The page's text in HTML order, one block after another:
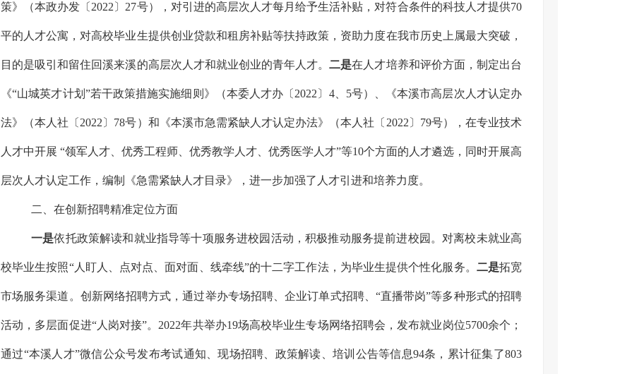
策》（本政办发〔2022〕27号），对引进的高层次人才每月给予生活补贴，对符合条件的科技人才提供70
平的人才公寓，对高校毕业生提供创业贷款和租房补贴等扶持政策，资助力度在我市历史上属最大突破，
目的是吸引和留住回溪来溪的高层次人才和就业创业的青年人才。二是在人才培养和评价方面，制定出台
《“山城英才计划”若干政策措施实施细则》（本委人才办〔2022〕4、5号）、《本溪市高层次人才认定办
法》（本人社〔2022〕78号）和《本溪市急需紧缺人才认定办法》（本人社〔2022〕79号），在专业技术
人才中开展 “领军人才、优秀工程师、优秀教学人才、优秀医学人才”等10个方面的人才遴选，同时开展高
层次人才认定工作，编制《急需紧缺人才目录》，进一步加强了人才引进和培养力度。
二、在创新招聘精准定位方面
一是依托政策解读和就业指导等十项服务进校园活动，积极推动服务提前进校园。对离校未就业高
校毕业生按照“人盯人、点对点、面对面、线牵线”的十二字工作法，为毕业生提供个性化服务。 二是拓宽
市场服务渠道。创新网络招聘方式，通过举办专场招聘、企业订单式招聘、“直播带岗”等多种形式的招聘
活动，多层面促进“人岗对接”。2022年共举办19场高校毕业生专场网络招聘会，发布就业岗位5700余个；
通过“本溪人才”微信公众号发布考试通知、现场招聘、政策解读、培训公告等信息94条，累计征集了803